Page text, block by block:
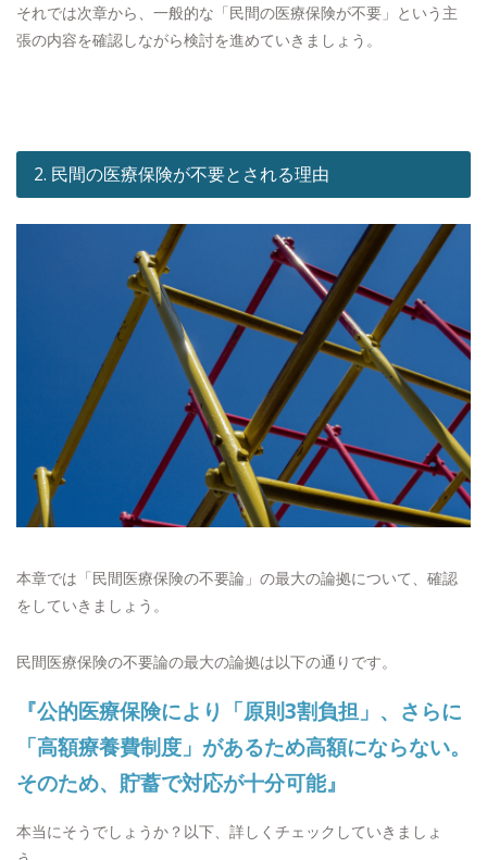
それでは次章から、一般的な「民間の医療保険が不要」という主
張の内容を確認しながら検討を進めていきましょう。
2. 民間の医療保険が不要とされる理由
本章では「民間医療保険の不要論」の最大の論拠について、確認
をしていきましょう。
民間医療保険の不要論の最大の論拠は以下の通りです。
『公的医療保険により「原則3割負担」、さらに
「高額療養費制度」があるため高額にならない。
そのため、貯蓄で対応が十分可能』
本当にそうでしょうか？以下、詳しくチェックしていきましょ